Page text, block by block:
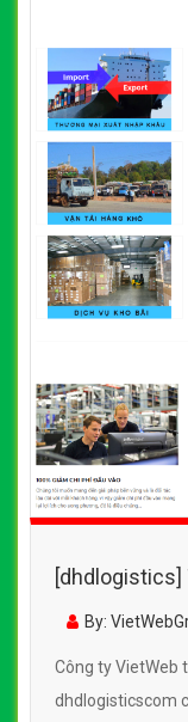
[dhdlogistics]
hàng nhật -
By:
Công ty VietWeb
dhdlogisticscom